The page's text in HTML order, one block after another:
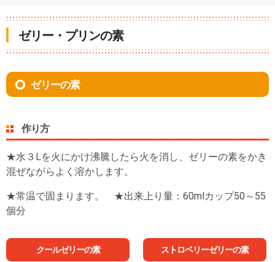
ゼリー・プリンの素
ゼリーの素
作り方
★水３Lを火にかけ沸騰したら火を消し、ゼリーの素をかき
混ぜながらよく溶かします。
★常温で固まります。 ★出来上り量：60mlカップ50～55
個分
クールゼリーの素 ストロベリーゼリーの素